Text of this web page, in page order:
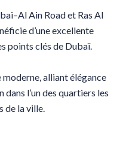
Ain Road et Ras Al
d’une excellente
points clés de Dubaï.
alliant élégance
l’un des quartiers les
de la ville.